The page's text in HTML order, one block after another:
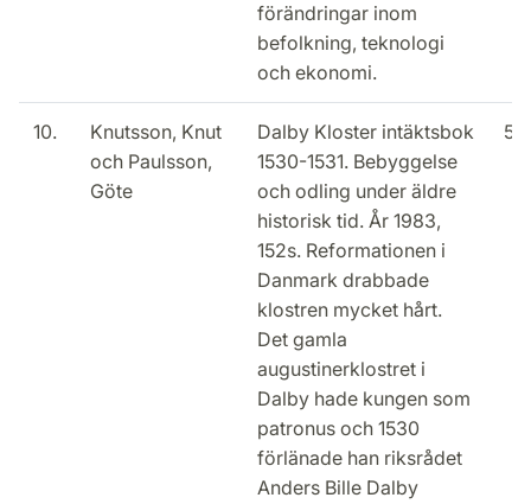
förändringar inom
befolkning, teknologi
och ekonomi.
10.
Knutsson, Knut
och Paulsson,
Göte
Dalby Kloster intäktsbok
1530-1531. Bebyggelse
och odling under äldre
historisk tid. År 1983,
152s. Reformationen i
Danmark drabbade
klostren mycket hårt.
Det gamla
augustinerklostret i
Dalby hade kungen som
patronus och 1530
förlänade han riksrådet
Anders Bille Dalby
50